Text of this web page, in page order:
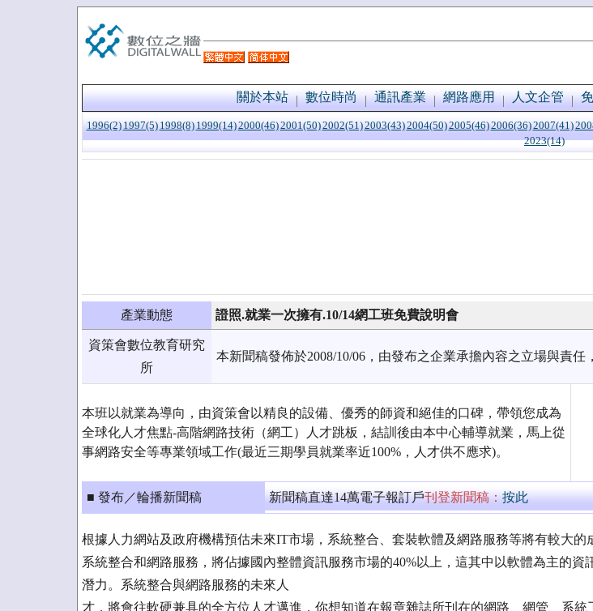
關於本站 數位時尚 通訊產業 網路應用 人文企管
1996(2) 1997(5) 1998(8) 1999(14)2000(46)2001(50)2002(51)2003(43)2004(50)2005(46)2006(36)2007(41)
2023(14)
產業動態 證照.就業一次擁有.10/14網工班免費說明會
資策會數位教育研究
所
本新聞稿發佈於2008/10/06，由發布之企業承擔內容之立場與責任
本班以就業為導向，由資策會以精良的設備、優秀的師資和絕佳的口碑，帶領您成為
全球化人才焦點-高階網路技術（網工）人才跳板，結訓後由本中心輔導就業，馬上從
事網路安全等專業領域工作(最近三期學員就業率近100%，人才供不應求)。
■ 發布／輪播新聞稿 新聞稿直達14萬電子報訂戶刊登新聞稿：按此
根據人力網站及政府機構預估未來IT市場，系統整合、套裝軟體及網路服務等將有較大的
系統整合和網路服務，將佔據國內整體資訊服務市場的40%以上，這其中以軟體為主的資
潛力。系統整合與網路服務的未來人
才，將會往軟硬兼具的全方位人才邁進，你想知道在報章雜誌所刊在的網路、網管、系統